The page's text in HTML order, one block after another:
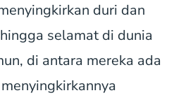
duri dan
selamat di dunia
di antara mereka ada